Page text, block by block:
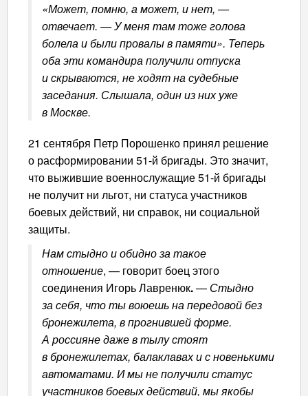
«Может, помню, а может, и нет, —
отвечает. — У меня там тоже голова
болела и были провалы в памяти». Теперь
оба эти командира получили отпуска
и скрываются, не ходят на судебные
заседания. Слышала, один из них уже
в Москве.
21 сентября Петр Порошенко принял решение
о расформировании 51-й бригады. Это значит,
что выжившие военнослужащие 51-й бригады
не получит ни льгот, ни статуса участников
боевых действий, ни справок, ни социальной
защиты.
Нам стыдно и обидно за такое
отношение, — говорит боец этого
соединения Игорь Лавренюк.— Стыдно
за себя, что ты воюешь на передовой без
бронежилета, в прогнившей форме.
А россияне даже в тылу стоят
в бронежилетах, балаклавах и с новенькими
автоматами. И мы не получили статус
участников боевых действий, мы якобы